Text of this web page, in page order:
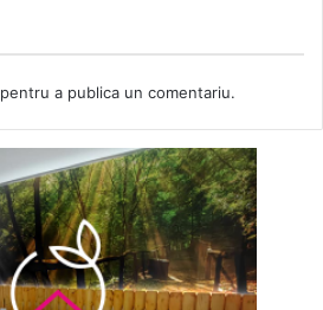
pentru a publica un comentariu.